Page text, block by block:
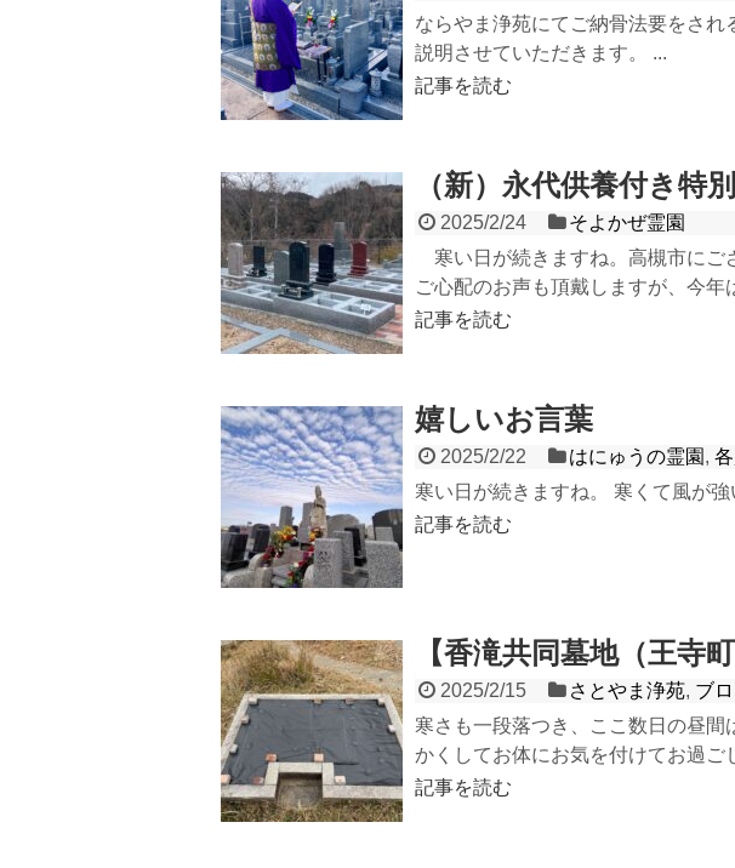
ならやま浄苑にてご納骨法要をさ
説明させていただきます。 ...
記事を読む
（新）永代供養付き
2025/2/24
そよかぜ霊園
寒い日が続きますね。高槻市にご
ご心配のお声も頂戴しますが、今年
記事を読む
嬉しいお言葉
2025/2/22 はにゅうの霊園 ,
寒い日が続きますね。 寒くて風が
記事を読む
【香滝共同墓地（王寺
2025/2/15 さとやま浄苑, ブ
寒さも一段落つき、ここ数日の昼
かくしてお体にお気を付けてお過ご
記事を読む